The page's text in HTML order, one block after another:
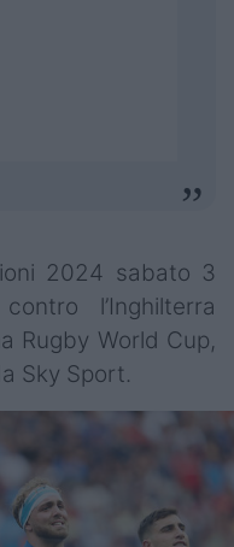
2024 sabato 3
l’Inghilterra
Rugby World Cup,
Sky Sport.